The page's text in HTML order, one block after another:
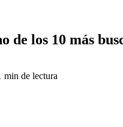
de los 10 más
min de lectura